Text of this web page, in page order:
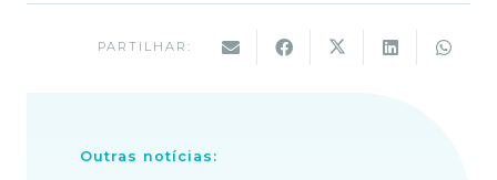
PARTILHAR:
Outras notícias: